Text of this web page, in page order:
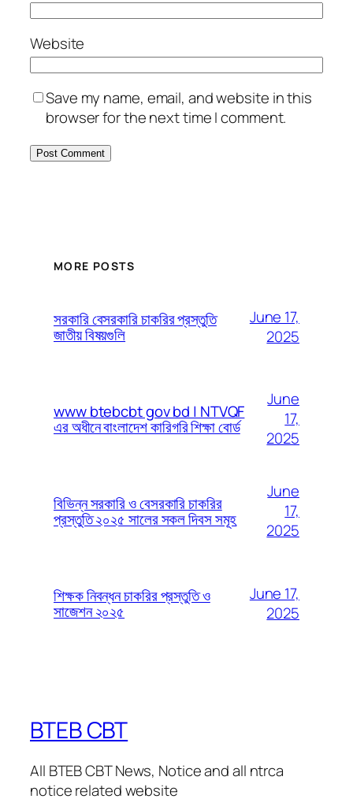
Website
Save my name, email, and website in this
browser for the next time I comment.
MORE POSTS
সরকারি বেসরকারি চাকরির প্রস্তুতি
জাতীয় বিষয়গুলি
June 17,
2025
www btebcbt gov bd | NTVQF
এর অধীনে বাংলাদেশ কারিগরি শিক্ষা বোর্ড
June
17,
2025
বিভিন্ন সরকারি ও বেসরকারি চাকরির
প্রস্তুতি ২০২৫ সালের সকল দিবস সমূহ
June
17,
2025
শিক্ষক নিবন্ধন চাকরির প্রস্তুতি ও
সাজেশন ২০২৫
June 17,
2025
BTEB CBT
All BTEB CBT News, Notice and all ntrca
notice related website